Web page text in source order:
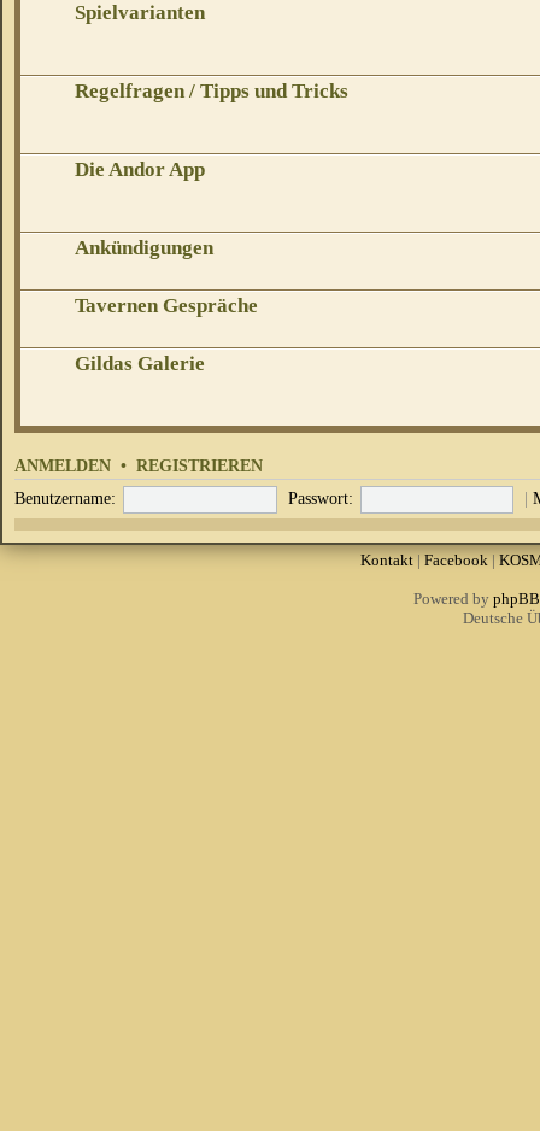
Spielvarianten
Regelfragen / Tipps und Tricks
Die Andor App
Ankündigungen
Tavernen Gespräche
Gildas Galerie
ANMELDEN • REGISTRIEREN
Benutzername: Passwort: |
Kontakt| Facebook|
Powered by phpBB
Deutsche